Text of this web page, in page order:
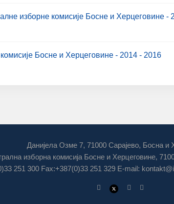
изборне комисије Босне и Херцеговине -
Босне и Херцеговине - 2014 - 2016
Данијела Озме 7, 71000 Сарајево, Босна и
изборна комисија Босне и Херцеговине,
251 300 Fax:+387(0)33 251 329 E-mail: